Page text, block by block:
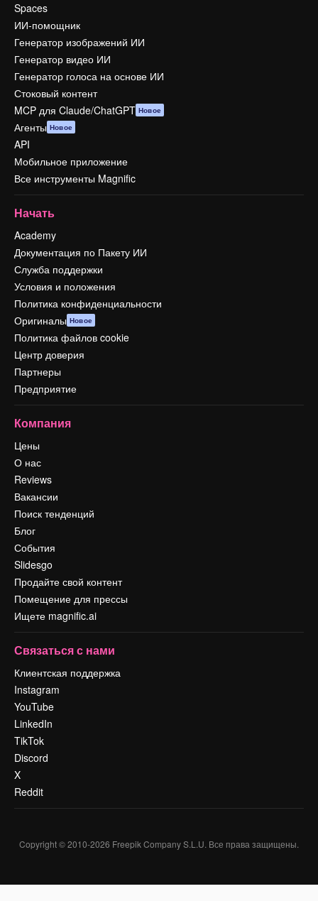
Spaces
ИИ-помощник
Генератор изображений ИИ
Генератор видео ИИ
Генератор голоса на основе ИИ
Стоковый контент
MCP для Claude/ChatGPT Новое
Агенты Новое
API
Мобильное приложение
Все инструменты Magnific
Начать
Academy
Документация по Пакету ИИ
Служба поддержки
Условия и положения
Политика конфиденциальности
Оригиналы Новое
Политика файлов cookie
Центр доверия
Партнеры
Предприятие
Компания
Цены
О нас
Reviews
Вакансии
Поиск тенденций
Блог
События
Slidesgo
Продайте свой контент
Помещение для прессы
Ищете magnific.ai
Связаться с нами
Клиентская поддержка
Instagram
YouTube
LinkedIn
TikTok
Discord
X
Reddit
Copyright © 2010-2026 Freepik Company S.L.U. Все права защищены.